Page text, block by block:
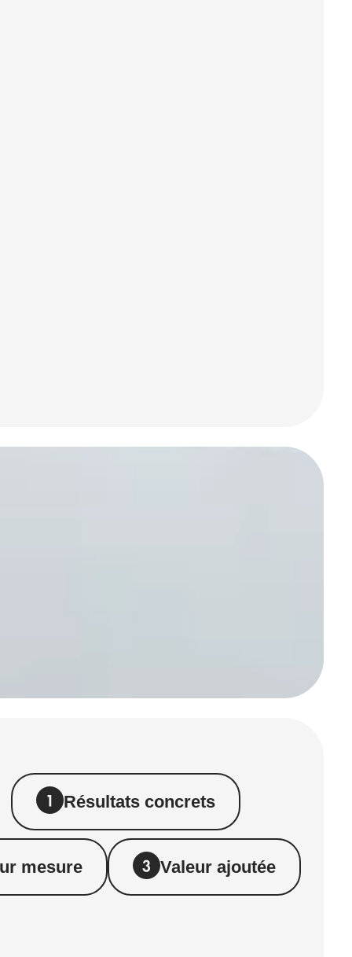
Résultats concrets
mesure Valeur ajoutée